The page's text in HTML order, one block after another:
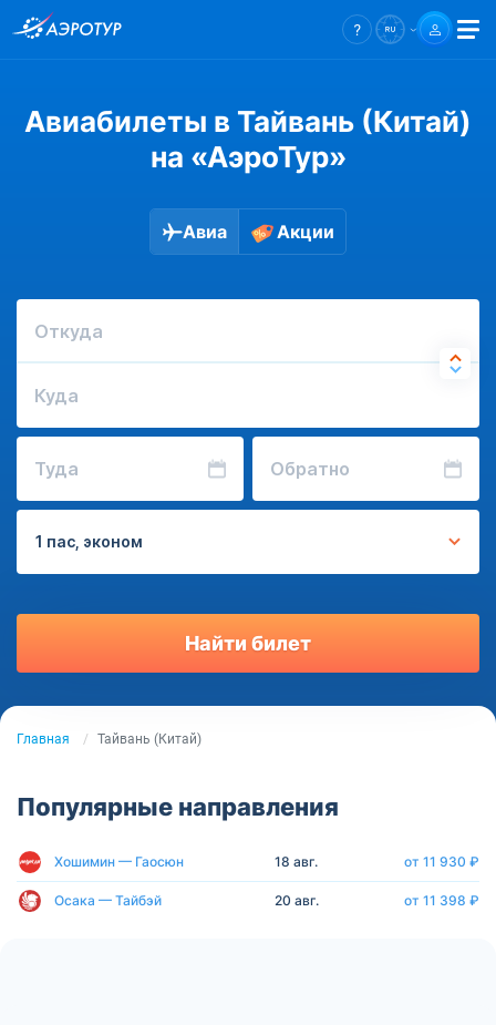
Авиабилеты в Тайвань (Китай)
на «АэроТур»
Авиа Акции
Откуда
Куда
Туда Обратно
1 пас, эконом
Найти билет
Главная Тайвань (Китай)
Популярные направления
Хошимин — Гаосюн 18 авг. от 11 930 ₽
Осака — Тайбэй 20 авг. от 11 398 ₽